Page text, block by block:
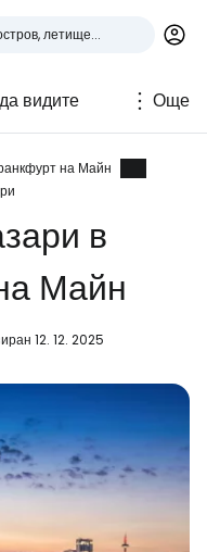
видите Още
на Майн
в
Майн
12. 12. 2025
Google